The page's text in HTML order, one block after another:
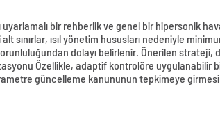
bir rehberlik ve genel bir hipersonik
ısıl yönetim hususları nedeniyle
dolayı belirlenir. Önerilen
Özellikle, adaptif kontrolöre
güncelleme kanununun tepkimeye